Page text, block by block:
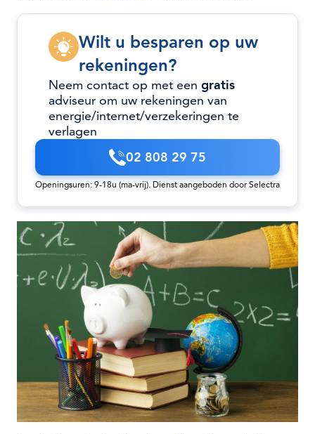
Wilt u besparen op uw
rekeningen?
Neem contact op met een gratis
adviseur om uw rekeningen van
energie/internet/verzekeringen te
verlagen
02 808 29 75
Openingsuren: 9-18u (ma-vrij). Dienst aangeboden door Selectra